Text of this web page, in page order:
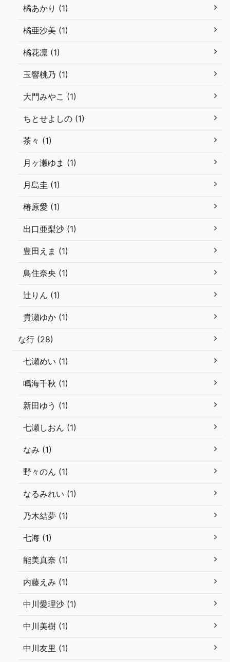
橘あかり (1)
橘亜沙美 (1)
橘花凛 (1)
玉響桃乃 (1)
大門みやこ (1)
ちとせよしの (1)
茶々 (1)
月ヶ瀬ゆま (1)
月島圭 (1)
椿原愛 (1)
出口亜梨沙 (1)
豊田えま (1)
鳥住奈央 (1)
辻りん (1)
貴瀬ゆか (1)
な行 (28)
七瀬めい (1)
鳴海千秋 (1)
新田ゆう (1)
七瀬しおん (1)
なみ (1)
野々のん (1)
なるみれい (1)
乃木結夢 (1)
七海 (1)
能美真奈 (1)
内藤えみ (1)
中川愛理沙 (1)
中川美樹 (1)
中川友里 (1)